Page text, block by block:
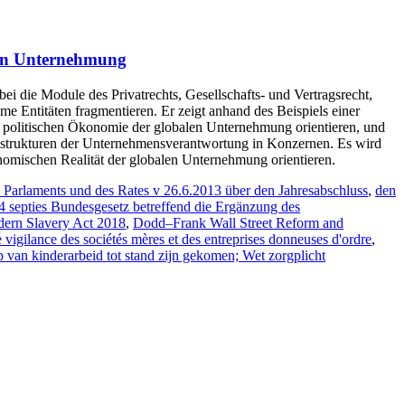
Unternehmung
die Module des Privatrechts, Gesellschafts- und Vertragsrecht,
Entitäten fragmentieren. Er zeigt anhand des Beispiels einer
Ökonomie der globalen Unternehmung orientieren, und
der Unternehmensverantwortung in Konzernen. Es wird
Realität der globalen Unternehmung orientieren.
und des Rates v 26.6.2013 über den Jahresabschluss, den
Bundesgesetz betreffend die Ergänzung des
Slavery Act 2018, Dodd–Frank Wall Street Reform and
des sociétés mères et des entreprises donneuses d'ordre,
kinderarbeid tot stand zijn gekomen; Wet zorgplicht